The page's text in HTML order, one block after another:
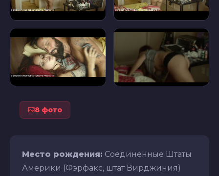
8 фото
Место рождения: Соединенные Штаты
Америки (Фэрфакс, штат Вирджиния)